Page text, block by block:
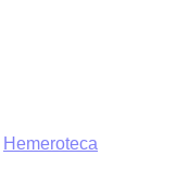
Hemeroteca